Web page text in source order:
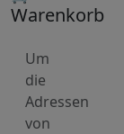
Warenkorb
Um
die
Adressen
von